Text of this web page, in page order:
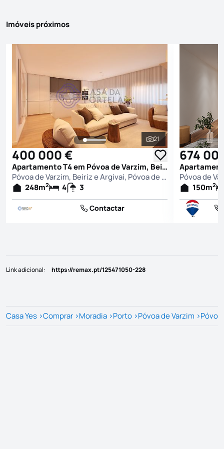
Imóveis próximos
Ver todas as
21
400 000 €
Apartamento T4 em Póvoa de Varzim, Beiriz e Argivai, Póvoa de Varzim
Póvoa de Varzim, Beiriz e Argivai, Póvoa de Varzim
248m2 4 3
Contactar
674
150m2
Link adicional: https://remax.pt/125471050-228
Casa Yes >Comprar >Moradia >Porto >Póvoa de Varzim >